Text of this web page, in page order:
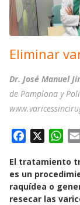
Eliminar
Dr. José Manuel
de Pamplona y
c
e
b
W
a
t
s
El tratamiento
es un
raquídea o
resecar las